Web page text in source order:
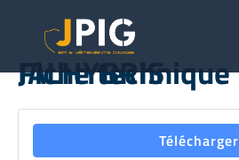
Fiche technique JALHYBRIS
Télécharger